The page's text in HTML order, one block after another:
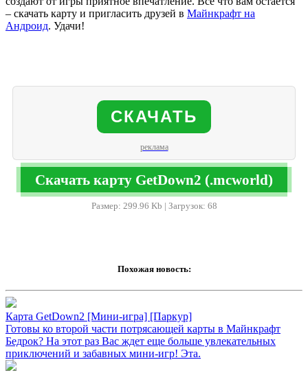
– скачать карту и пригласить друзей в Майнкрафт на
Андроид. Удачи!
СКАЧАТЬ
реклама
Скачать карту GetDown2 (.mcworld)
Размер: 299.96 Kb | Загрузок: 68
Похожая новость:
Карта GetDown2 [Мини-игра] [Паркур]
Готовы ко второй части потрясающей карты в Майнкрафт
Бедрок? На этот раз Вас ждет еще больше увлекательных
приключений и забавных мини-игр! Эта.